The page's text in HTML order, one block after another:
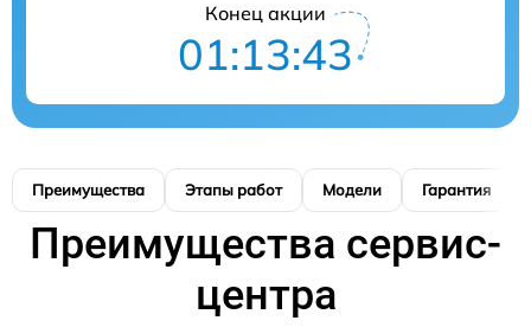
Конец акции
01:13:42
Преимущества Этапы работ Модели Гарантия
Преимущества сервис-
центра